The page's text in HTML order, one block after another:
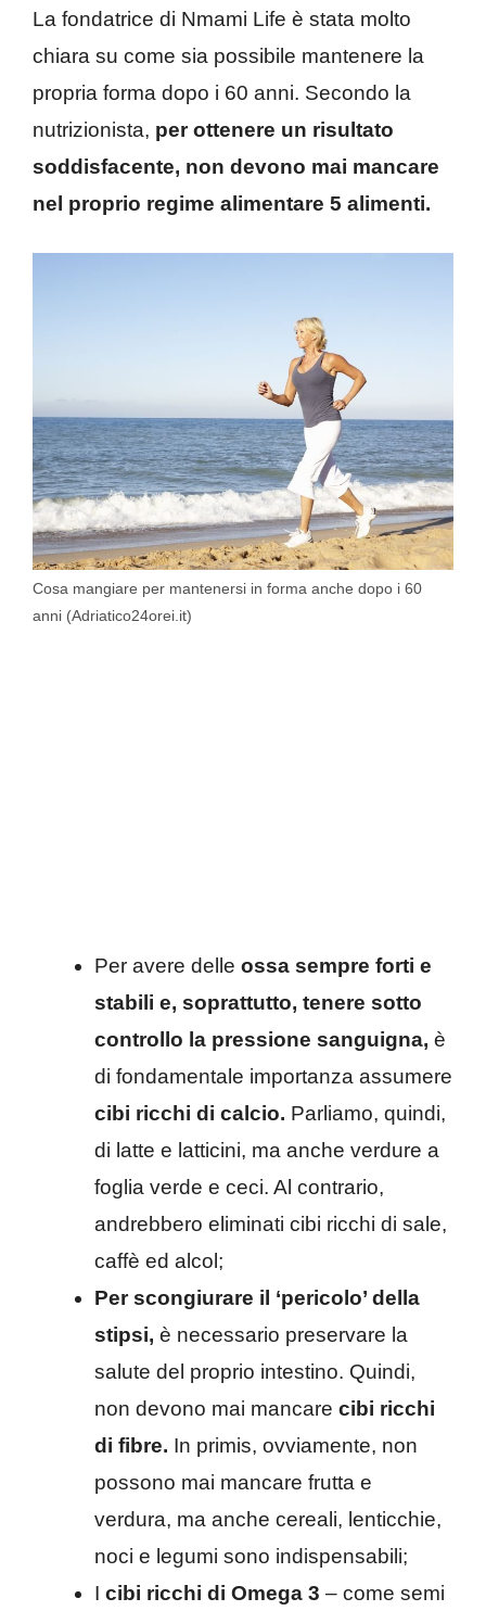
La fondatrice di Nmami Life è stata molto
chiara su come sia possibile mantenere la
propria forma dopo i 60 anni. Secondo la
nutrizionista, per ottenere un risultato
soddisfacente, non devono mai mancare
nel proprio regime alimentare 5 alimenti.
Cosa mangiare per mantenersi in forma anche dopo i 60
anni (Adriatico24orei.it)
Per avere delle ossa sempre forti e
stabili e, soprattutto, tenere sotto
controllo la pressione sanguigna, è
di fondamentale importanza assumere
cibi ricchi di calcio. Parliamo, quindi,
di latte e latticini, ma anche verdure a
foglia verde e ceci. Al contrario,
andrebbero eliminati cibi ricchi di sale,
caffè ed alcol;
Per scongiurare il ‘pericolo’ della
stipsi, è necessario preservare la
salute del proprio intestino. Quindi,
non devono mai mancare cibi ricchi
di fibre. In primis, ovviamente, non
possono mai mancare frutta e
verdura, ma anche cereali, lenticchie,
noci e legumi sono indispensabili;
I cibi ricchi di Omega 3 – come semi